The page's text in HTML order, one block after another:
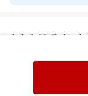
あなたはポイント